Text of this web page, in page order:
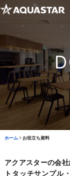
ホーム> お役立ち資料
アクアスターの会
トタッチサンプル